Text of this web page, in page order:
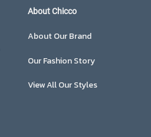
About Chicco
About Our Brand
Our Fashion Story
View All Our Styles